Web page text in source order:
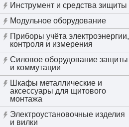
Инструмент и средства зищиты
Модульное оборудование
Приборы учёта электроэнергии,
контроля и измерения
Силовое оборудование защиты
и коммутации
Шкафы металлические и
аксессуары для щитового
монтажа
Электроустановочные изделия
и вилки